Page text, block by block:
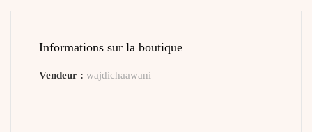
Informations sur la boutique
Vendeur : wajdichaawani